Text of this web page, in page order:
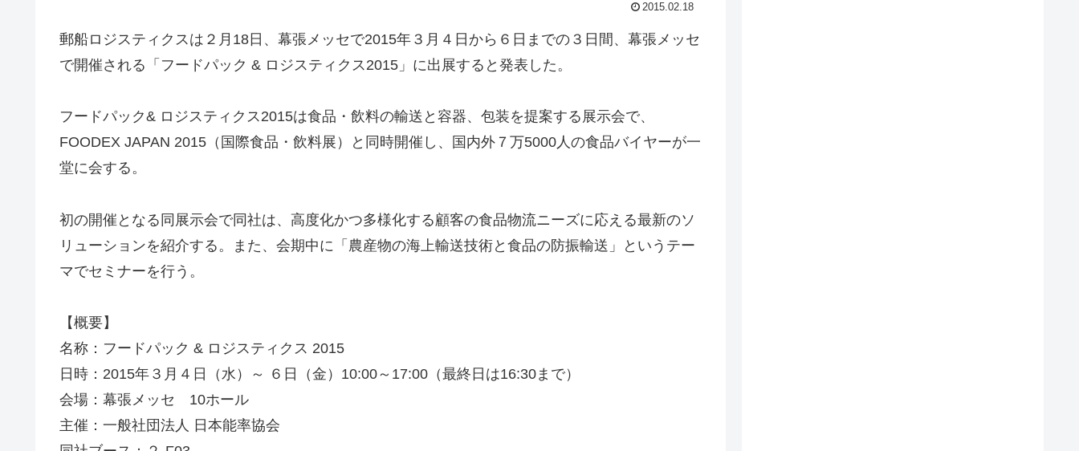
2015.02.18
郵船ロジスティクスは２月18日、幕張メッセで2015年３月４日から６日までの３日間、幕張メッセ
で開催される「フードパック & ロジスティクス2015」に出展すると発表した。
フードパック& ロジスティクス2015は食品・飲料の輸送と容器、包装を提案する展示会で、
FOODEX JAPAN 2015（国際食品・飲料展）と同時開催し、国内外７万5000人の食品バイヤーが一
堂に会する。
初の開催となる同展示会で同社は、高度化かつ多様化する顧客の食品物流ニーズに応える最新のソ
リューションを紹介する。また、会期中に「農産物の海上輸送技術と食品の防振輸送」というテー
マでセミナーを行う。
【概要】
名称：フードパック & ロジスティクス 2015
日時：2015年３月４日（水）～ ６日（金）10:00～17:00（最終日は16:30まで）
会場：幕張メッセ 10ホール
主催：一般社団法人 日本能率協会